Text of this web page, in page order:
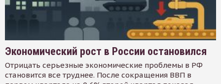
Экономический рост в России остановился
Отрицать серьезные экономические проблемы в РФ
становится все труднее. После сокращения ВВП в